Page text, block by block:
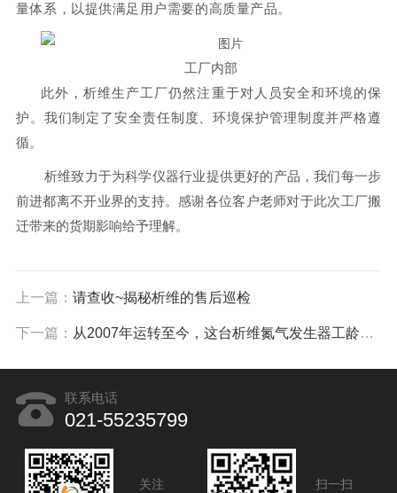
量体系，以提供满足用户需要的高质量产品。
工厂内部
此外，析维生产工厂仍然注重于对人员安全和环境的保
护。 我们制定了安全责任制 度、环境保护管理制度并严格遵
循。
析维致力于为科学仪器行业提供更好的产品，我们每一步
前进都离不开业界的支持。感谢各位客户老师对于此次工厂搬
迁带来的货期影响给予理解。
上一篇： 请查收~揭秘析维的售后巡检
下一篇： 从2007年运转至今，这台析维氮气发生器工龄超过你了吗？
联系电话
021-55235799
关注 扫一扫